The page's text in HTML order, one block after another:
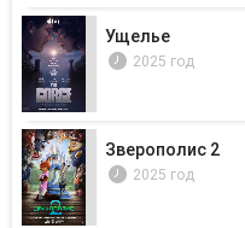
Ущелье
2025 год
Зверополис 2
2025 год